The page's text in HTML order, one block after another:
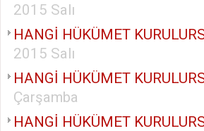
2015 Salı
HANGİ HÜKÜMET
2015 Salı
HANGİ HÜKÜMET
Çarşamba
HANGİ HÜKÜMET